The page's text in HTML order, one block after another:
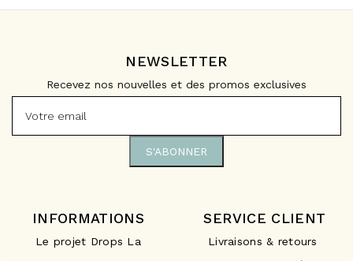
INFORMATIONS
Le projet Drops La
SERVICE CLIENT
Livraisons & retours
NEWSLETTER
Recevez nos nouvelles et des promos exclusives